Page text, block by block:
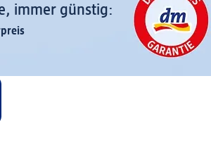
immer günstig: